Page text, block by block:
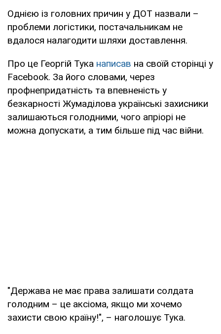
Однією із головних причин у ДОТ назвали –
проблеми логістики, постачальникам не
вдалося налагодити шляхи доставлення.
Про це Георгій Тука написав на своїй сторінці у
Facebook. За його словами, через
профнепридатність та впевненість у
безкарності Жумаділова українські захисники
залишаються голодними, чого апріорі не
можна допускати, а тим більше під час війни.
"Держава не має права залишати солдата
голодним – це аксіома, якщо ми хочемо
захисти свою країну!", – наголошує Тука.